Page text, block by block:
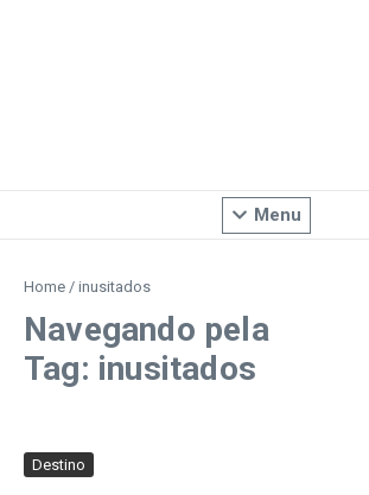
Menu
Home / inusitados
Navegando pela
Tag: inusitados
Destino